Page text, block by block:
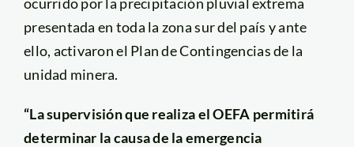
presentada en toda la zona sur del país y ante
ello, activaron el Plan de Contingencias de la
unidad minera.
“La supervisión que realiza el OEFA permitirá
determinar la causa de la emergencia